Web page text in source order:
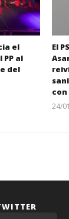
el
al
del
El
24/